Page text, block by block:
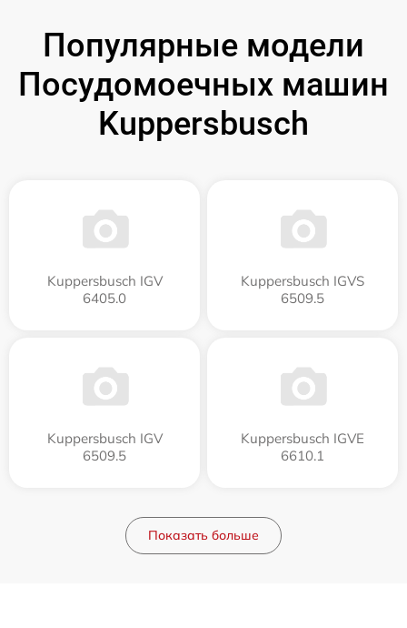
Популярные модели
Посудомоечных машин
Kuppersbusch
Kuppersbusch IGV
6405.0
Kuppersbusch IGVS
6509.5
Kuppersbusch IGV
6509.5
Kuppersbusch IGVE
6610.1
Показать больше